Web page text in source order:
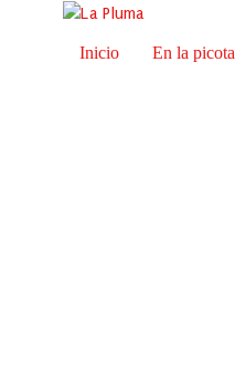
Inicio En la picota